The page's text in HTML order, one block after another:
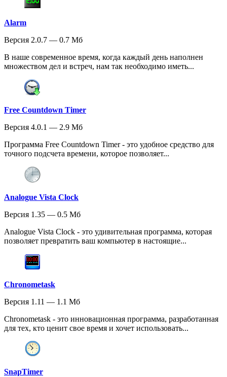
Alarm
Версия 2.0.7 — 0.7 Мб
В наше современное время, когда каждый день наполнен
множеством дел и встреч, нам так необходимо иметь...
Free Countdown Timer
Версия 4.0.1 — 2.9 Мб
Программа Free Countdown Timer - это удобное средство для
точного подсчета времени, которое позволяет...
Analogue Vista Clock
Версия 1.35 — 0.5 Мб
Analogue Vista Clock - это удивительная программа, которая
позволяет превратить ваш компьютер в настоящие...
Chronometask
Версия 1.11 — 1.1 Мб
Chronometask - это инновационная программа, разработанная
для тех, кто ценит свое время и хочет использовать...
SnapTimer